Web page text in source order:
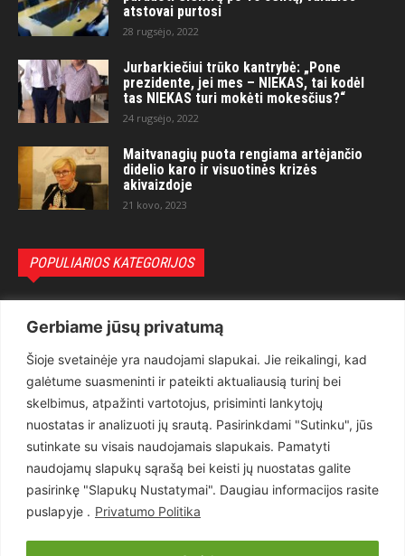
Gerbiame jūsų privatumą
Šioje svetainėje yra naudojami slapukai. Jie reikalingi, kad
galėtume suasmeninti ir pateikti aktualiausią turinį bei
skelbimus, atpažinti vartotojus, prisiminti lankytojų
nuostatas ir analizuoti jų srautą. Pasirinkdami "Sutinku", jūs
sutinkate su visais naudojamais slapukais. Pamatyti
naudojamų slapukų sąrašą bei keisti jų nuostatas galite
pasirinkę "Slapukų Nustatymai". Daugiau informacijos rasite
puslapyje . Privatumo Politika
atstovai purtosi
28 rugsėjo, 2022
Jurbarkiečiui trūko kantrybė: „Pone
prezidente, jei mes – NIEKAS, tai kodėl
tas NIEKAS turi mokėti mokesčius?“
24 rugsėjo, 2022
Maitvanagių puota rengiama artėjančio
didelio karo ir visuotinės krizės
akivaizdoje
21 kovo, 2023
POPULIARIOS KATEGORIJOS
Teisėsauga
1497
Aktualu
Lietuva
619
Pasaulis
Статьи на русском
Articles in english